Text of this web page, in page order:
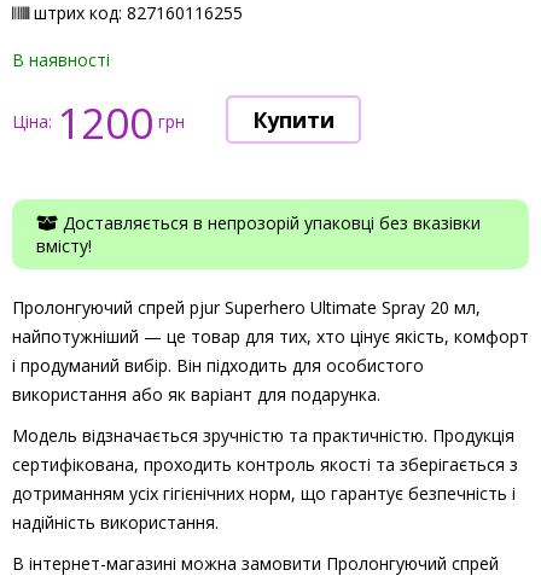
штрих код: 827160116255
В наявності
Ціна: 1200 грн
Доставляється в непрозорій упаковці без вказівки
вмісту!
Пролонгуючий спрей pjur Superhero Ultimate Spray 20 мл,
найпотужніший — це товар для тих, хто цінує якість, комфорт
і продуманий вибір. Він підходить для особистого
використання або як варіант для подарунка.
Модель відзначається зручністю та практичністю. Продукція
сертифікована, проходить контроль якості та зберігається з
дотриманням усіх гігієнічних норм, що гарантує безпечність і
надійність використання.
В інтернет-магазині можна замовити Пролонгуючий спрей